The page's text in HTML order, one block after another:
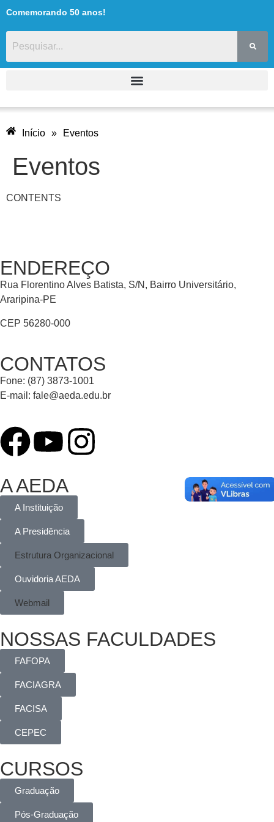
conteúdo
Comemorando 50 anos!
Início » Eventos
Eventos
CONTENTS
ENDEREÇO
Rua Florentino Alves Batista, S/N, Bairro Universitário,
Araripina-PE
CEP 56280-000
CONTATOS
Fone: (87) 3873-1001
E-mail: fale@aeda.edu.br
A AEDA
A Instituição
A Presidência
Estrutura Organizacional
Ouvidoria AEDA
Webmail
NOSSAS FACULDADES
FAFOPA
FACIAGRA
FACISA
CEPEC
CURSOS
Graduação
Pós-Graduação